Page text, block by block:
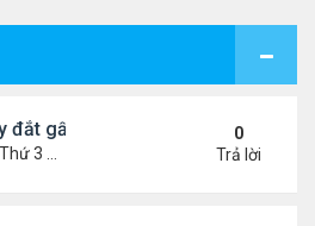
đắt gấp 20 lần giá xe
Thứ 3 Tháng 4 19, 2022 8:26 pm
0
Trả lời